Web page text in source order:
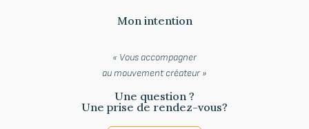
Mon intention
« Vous accompagner
aumouvement créateur »
Une question ?
Une prise de rendez-vous?